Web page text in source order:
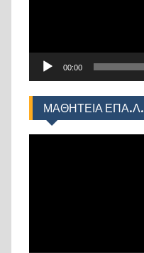
00:00
ΜΑΘΗΤΕΙΑ ΕΠΑ.Λ.